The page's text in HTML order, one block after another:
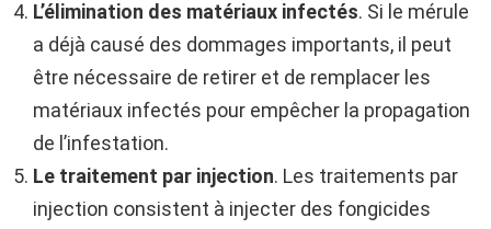
L’élimination des matériaux infectés. Si le mérule
a déjà causé des dommages importants, il peut
être nécessaire de retirer et de remplacer les
matériaux infectés pour empêcher la propagation
de l’infestation.
Le traitement par injection. Les traitements par
injection consistent à injecter des fongicides